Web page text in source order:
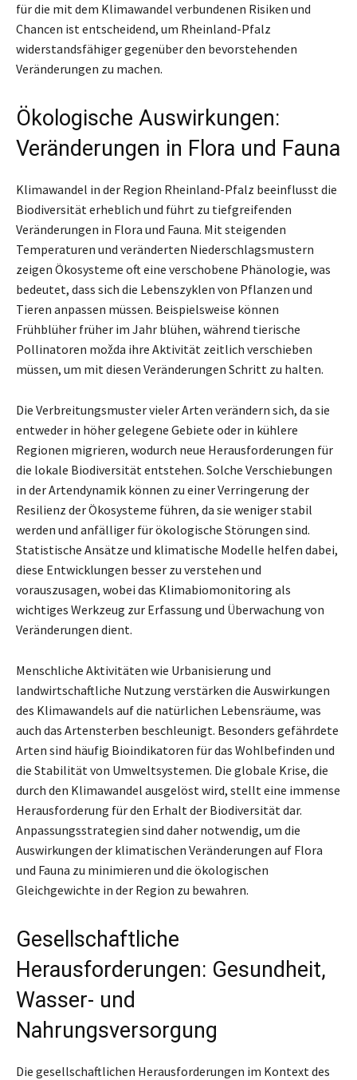
für die mit dem Klimawandel verbundenen Risiken und
Chancen ist entscheidend, um Rheinland-Pfalz
widerstandsfähiger gegenüber den bevorstehenden
Veränderungen zu machen.
Ökologische Auswirkungen:
Veränderungen in Flora und Fauna
Klimawandel in der Region Rheinland-Pfalz beeinflusst die
Biodiversität erheblich und führt zu tiefgreifenden
Veränderungen in Flora und Fauna. Mit steigenden
Temperaturen und veränderten Niederschlagsmustern
zeigen Ökosysteme oft eine verschobene Phänologie, was
bedeutet, dass sich die Lebenszyklen von Pflanzen und
Tieren anpassen müssen. Beispielsweise können
Frühblüher früher im Jahr blühen, während tierische
Pollinatoren možda ihre Aktivität zeitlich verschieben
müssen, um mit diesen Veränderungen Schritt zu halten.
Die Verbreitungsmuster vieler Arten verändern sich, da sie
entweder in höher gelegene Gebiete oder in kühlere
Regionen migrieren, wodurch neue Herausforderungen für
die lokale Biodiversität entstehen. Solche Verschiebungen
in der Artendynamik können zu einer Verringerung der
Resilienz der Ökosysteme führen, da sie weniger stabil
werden und anfälliger für ökologische Störungen sind.
Statistische Ansätze und klimatische Modelle helfen dabei,
diese Entwicklungen besser zu verstehen und
vorauszusagen, wobei das Klimabiomonitoring als
wichtiges Werkzeug zur Erfassung und Überwachung von
Veränderungen dient.
Menschliche Aktivitäten wie Urbanisierung und
landwirtschaftliche Nutzung verstärken die Auswirkungen
des Klimawandels auf die natürlichen Lebensräume, was
auch das Artensterben beschleunigt. Besonders gefährdete
Arten sind häufig Bioindikatoren für das Wohlbefinden und
die Stabilität von Umweltsystemen. Die globale Krise, die
durch den Klimawandel ausgelöst wird, stellt eine immense
Herausforderung für den Erhalt der Biodiversität dar.
Anpassungsstrategien sind daher notwendig, um die
Auswirkungen der klimatischen Veränderungen auf Flora
und Fauna zu minimieren und die ökologischen
Gleichgewichte in der Region zu bewahren.
Gesellschaftliche
Herausforderungen: Gesundheit,
Wasser- und
Nahrungsversorgung
Die gesellschaftlichen Herausforderungen im Kontext des